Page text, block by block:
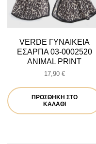
VERDE ΓΥΝΑΙΚΕΙΑ
ΕΣΑΡΠΑ 03-0002520
ANIMAL PRINT
17,90 €
ΠΡΟΣΘΉΚΗ ΣΤΟ
ΚΑΛΆΘΙ